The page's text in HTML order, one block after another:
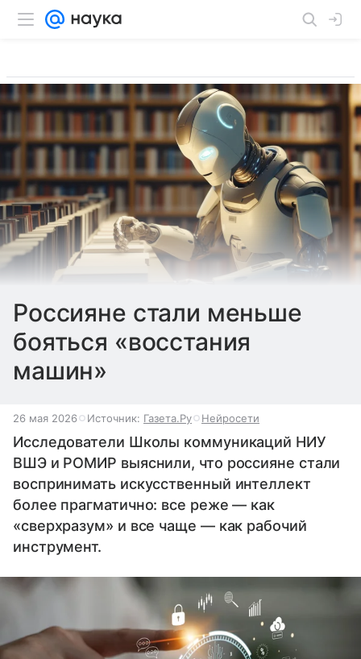
Россияне стали меньше
бояться «восстания
машин»
26 мая 2026 Источник: Газета.Ру Нейросети
Исследователи Школы коммуникаций НИУ
ВШЭ и РОМИР выяснили, что россияне стали
воспринимать искусственный интеллект
более прагматично: все реже — как
«сверхразум» и все чаще — как рабочий
инструмент.